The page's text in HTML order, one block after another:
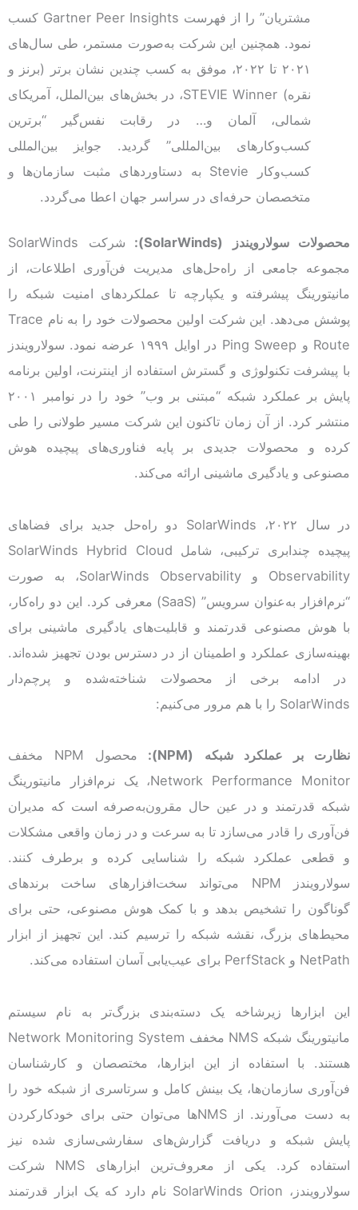
مشتریان” را از فهرست Gartner Peer Insights کسب
نمود. همچنین این شرکت به‌صورت مستمر، طی سال‌های
۲۰۲۱ تا ۲۰۲۲، موفق به کسب چندین نشان برتر (برنز و
نقره) STEVIE Winner، در بخش‌های بین‌الملل، آمریکای
شمالی، آلمان و… در رقابت نفس‌گیر “برترین
کسب‌و‌کارهای بین‌المللی” گردید. جوایز بین‌المللی
کسب‌و‌کار Stevie به دستاوردهای مثبت سازمان‌ها و
متخصصان حرفه‌ای در سراسر جهان اعطا می‌گردد.
محصولات سولارویندز (SolarWinds
):
شرکت SolarWinds
مجموعه جامعی از راه‌حل‌های مدیریت فن‌آوری اطلاعات، از
مانیتورینگ پیشرفته و یکپارچه تا عملکرد‌های امنیت شبکه را
پوشش می‌دهد. این شرکت اولین محصولات خود را به نام Trace
Route و Ping Sweep در اوایل ۱۹۹۹ عرضه نمود. سولارویندز
با پیشرفت تکنولوژی و گسترش استفاده از اینترنت، اولین برنامه
پایش بر عملکرد شبکه “مبتنی بر وب” خود را در نوامبر ۲۰۰۱
منتشر کرد. از آن زمان تاکنون این شرکت مسیر طولانی را طی
کرده و محصولات جدیدی بر پایه فناوری‌های پیچیده هوش
مصنوعی و یادگیری ماشینی ارائه می‌کند.
در سال ۲۰۲۲، SolarWinds دو راه‌حل جدید برای فضاهای
پیچیده چند‌ابری ترکیبی، شامل SolarWinds Hybrid Cloud
Observability و SolarWinds Observability، به صورت
“نرم‌افزار به‌عنوان سرویس” (SaaS) معرفی کرد. این دو راه‌کار،
با هوش مصنوعی قدرتمند و قابلیت‌های یادگیری ماشینی برای
بهینه‌سازی عملکرد و اطمینان از در دسترس بودن تجهیز شده‌اند.
در ادامه برخی از محصولات شناخته‌شده و پرچم‌دار
SolarWinds را با هم مرور می‌کنیم:
نظارت بر عملکرد شبکه (NPM)
:
محصول NPM مخفف
Network Performance Monitor، یک نرم‌افزار مانیتورینگ
شبکه قدرتمند و در عین حال مقرون‌به‌صرفه است که مدیران
فن‌آوری را قادر می‌سازد تا به سرعت و در زمان واقعی مشکلات
و قطعی عملکرد شبکه را شناسایی کرده و برطرف کنند.
سولارویندز NPM می‌تواند سخت‌افزارهای ساخت برندهای
گوناگون را تشخیص بدهد و با کمک هوش مصنوعی، حتی برای
محیط‌های بزرگ، نقشه شبکه را ترسیم کند. این تجهیز از ابزار
NetPath و PerfStack برای عیب‌یابی آسان استفاده می‌کند.
این ابزارها زیرشاخه یک دسته‌بندی بزرگ‌تر به نام سیستم
مانیتورینگ شبکه NMS مخفف Network Monitoring System
هستند. با استفاده از این ابزارها، مختصصان و کارشناسان
فن‌آوری سازمان‌ها، یک بینش کامل و سرتاسری از شبکه خود را
به دست می‌آورند. از NMSها می‌توان حتی برای خودکار‌کردن
پایش شبکه و دریافت گزارش‌های سفارشی‌سازی شده نیز
استفاده کرد. یکی از معروف‌ترین ابزارهای NMS شرکت
سولارویندز، SolarWinds Orion نام دارد که یک ابزار قدرتمند